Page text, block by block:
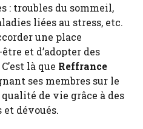
: troubles du sommeil,
liées au stress, etc.
une place
et d’adopter des
là que Reffrance
ses membres sur le
de vie grâce à des
dévoués.